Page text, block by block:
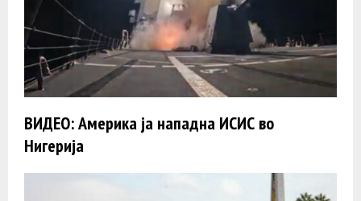
ВИДЕО: Америка ја нападна ИСИС во
Нигерија